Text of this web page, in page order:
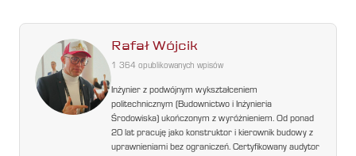
Rafał Wójcik
1 364 opublikowanych wpisów
Inżynier z podwójnym wykształceniem
politechnicznym (Budownictwo i Inżynieria
Środowiska) ukończonym z wyróżnieniem. Od ponad
20 lat pracuję jako konstruktor i kierownik budowy z
uprawnieniami bez ograniczeń. Certyfikowany audytor